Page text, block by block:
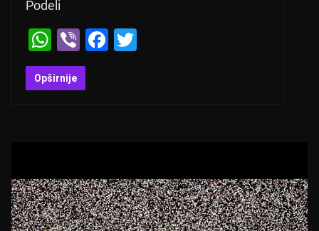
Podeli
W
h
at
p
Vi
b
er
F
o
k
Opširnije